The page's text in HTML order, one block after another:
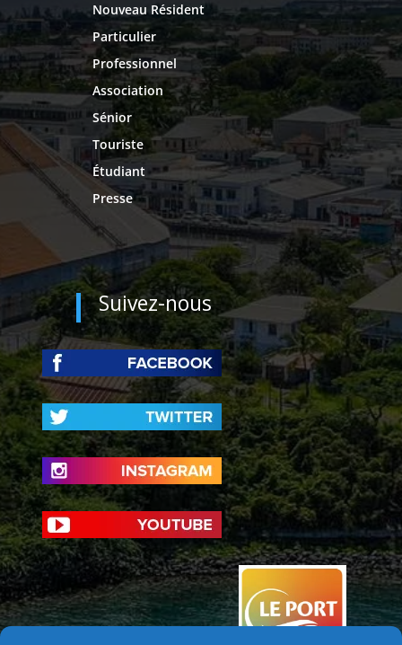
Nouveau Résident
Particulier
Professionnel
Association
Sénior
Touriste
Étudiant
Presse
Suivez-nous